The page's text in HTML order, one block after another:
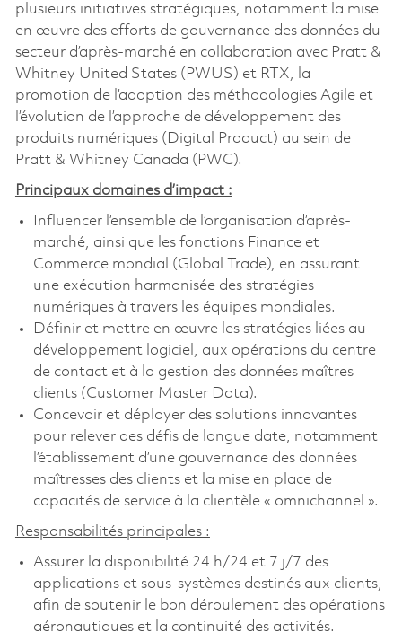
plusieurs initiatives stratégiques, notamment la mise
en œuvre des efforts de gouvernance des données du
secteur d’après-marché en collaboration avec Pratt &
Whitney United States (PWUS) et RTX, la
promotion de l’adoption des méthodologies Agile et
l’évolution de l’approche de développement des
produits numériques (Digital Product) au sein de
Pratt & Whitney Canada (PWC).
Principaux domaines d’impact :
Influencer l’ensemble de l’organisation d’après-
marché, ainsi que les fonctions Finance et
Commerce mondial (Global Trade), en assurant
une exécution harmonisée des stratégies
numériques à travers les équipes mondiales.
Définir et mettre en œuvre les stratégies liées au
développement logiciel, aux opérations du centre
de contact et à la gestion des données maîtres
clients (Customer Master Data).
Concevoir et déployer des solutions innovantes
pour relever des défis de longue date, notamment
l’établissement d’une gouvernance des données
maîtresses des clients et la mise en place de
capacités de service à la clientèle « omnichannel ».
Responsabilités principales :
Assurer la disponibilité 24 h/24 et 7 j/7 des
applications et sous-systèmes destinés aux clients,
afin de soutenir le bon déroulement des opérations
aéronautiques et la continuité des activités.